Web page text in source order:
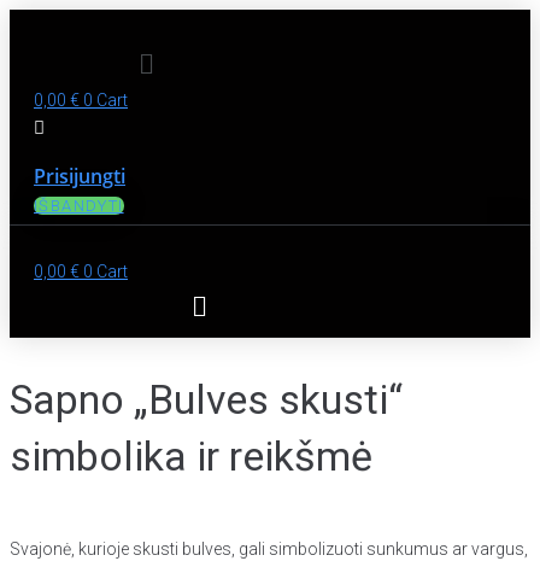
Menu
0,00 € 0 Cart
Prisijungti
IŠBANDYTI
0,00 € 0 Cart
Sapno „Bulves skusti“
simbolika ir reikšmė
Svajonė, kurioje skusti bulves, gali simbolizuoti sunkumus ar vargus,